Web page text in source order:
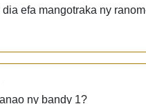
efa mangotraka ny
ny bandy 1?